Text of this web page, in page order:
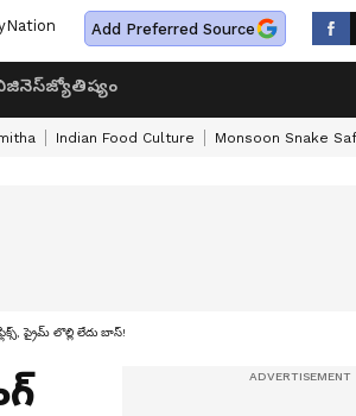
Add Preferred Source
జ్యోతిష్యం
Indian Food Culture Monsoon Snake
ప్రైమ్ లొల్లి లేదు బాస్!